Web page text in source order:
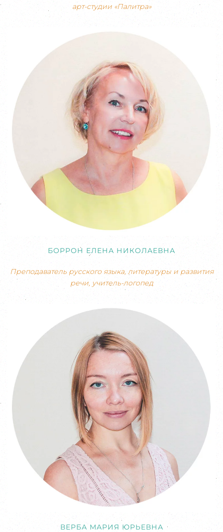
арт-студии «Палитра»
БОРРОН ЕЛЕНА НИКОЛАЕВНА
Преподаватель русского языка, литературы и развития
речи, учитель-логопед
ВЕРБА МАРИЯ ЮРЬЕВНА